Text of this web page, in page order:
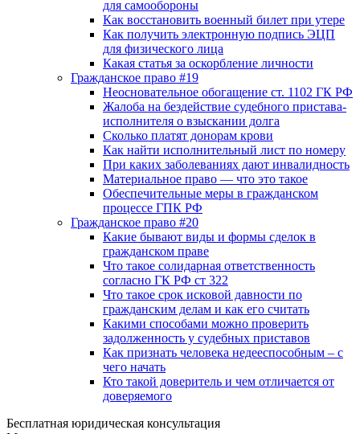
для самообороны
Как восстановить военный билет при утере
Как получить электронную подпись ЭЦП
для физического лица
Какая статья за оскорбление личности
Гражданское право #19
Неосновательное обогащение ст. 1102 ГК РФ
Жалоба на бездействие судебного пристава-
исполнителя о взыскании долга
Сколько платят донорам крови
Как найти исполнительный лист по номеру
При каких заболеваниях дают инвалидность
Материальное право — что это такое
Обеспечительные меры в гражданском
процессе ГПК РФ
Гражданское право #20
Какие бывают виды и формы сделок в
гражданском праве
Что такое солидарная ответственность
согласно ГК РФ ст 322
Что такое срок исковой давности по
гражданским делам и как его считать
Какими способами можно проверить
задолженность у судебных приставов
Как признать человека недееспособным – с
чего начать
Кто такой доверитель и чем отличается от
доверяемого
Бесплатная юридическая консультация